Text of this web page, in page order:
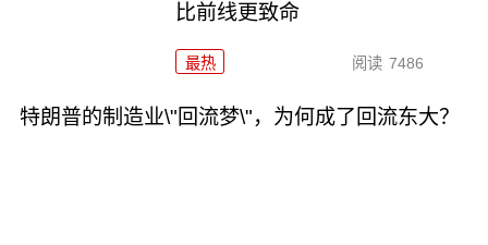
比前线更致命
最热 阅读 7486
特朗普的制造业\"回流梦\"，为何成了回流东大？